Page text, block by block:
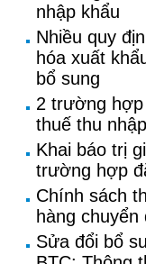
nhập khẩu
Nhiều quy
hóa xuất
bổ sung
2 trường hợp
thuế thu
Khai báo trị
trường hợp
Chính sách
hàng
Sửa đổi bổ